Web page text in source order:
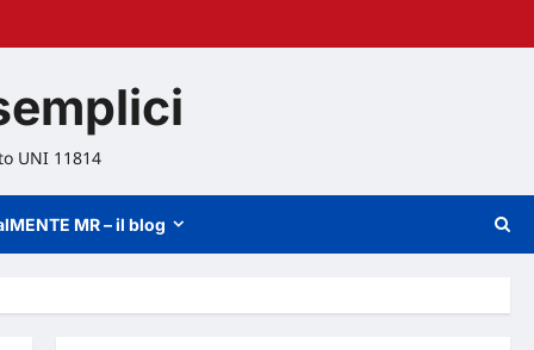
UNI 11814
MR – il blog